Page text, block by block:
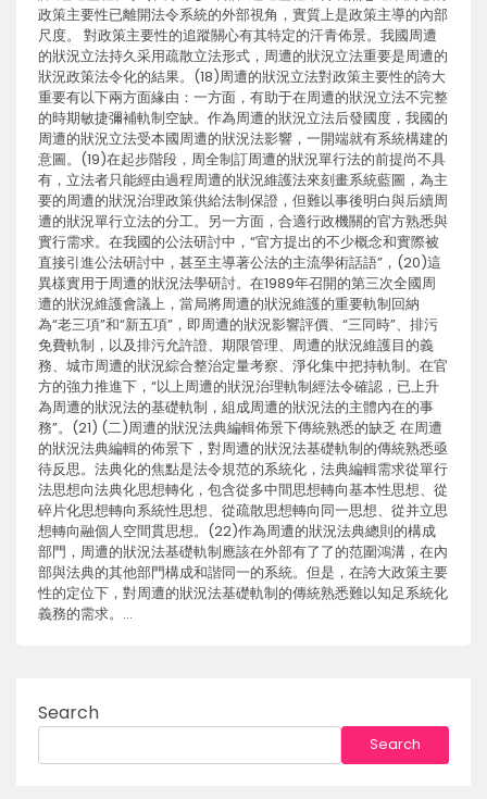
政策主要性已離開法令系統的外部視角，實質上是政策主導的內部
尺度。 對政策主要性的追蹤關心有其特定的汗青佈景。我國周遭
的狀況立法持久采用疏散立法形式，周遭的狀況立法重要是周遭的
狀況政策法令化的結果。(18)周遭的狀況立法對政策主要性的誇大
重要有以下兩方面緣由：一方面，有助于在周遭的狀況立法不完整
的時期敏捷彌補軌制空缺。作為周遭的狀況立法后發國度，我國的
周遭的狀況立法受本國周遭的狀況法影響，一開端就有系統構建的
意圖。(19)在起步階段，周全制訂周遭的狀況單行法的前提尚不具
有，立法者只能經由過程周遭的狀況維護法來刻畫系統藍圖，為主
要的周遭的狀況治理政策供給法制保證，但難以事後明白與后續周
遭的狀況單行立法的分工。另一方面，合適行政機關的官方熟悉與
實行需求。在我國的公法研討中，“官方提出的不少概念和實際被
直接引進公法研討中，甚至主導著公法的主流學術話語”，(20)這
異樣實用于周遭的狀況法學研討。在1989年召開的第三次全國周
遭的狀況維護會議上，當局將周遭的狀況維護的重要軌制回納
為“老三項”和“新五項”，即周遭的狀況影響評價、“三同時”、排污
免費軌制，以及排污允許證、期限管理、周遭的狀況維護目的義
務、城市周遭的狀況綜合整治定量考察、淨化集中把持軌制。在官
方的強力推進下，“以上周遭的狀況治理軌制經法令確認，已上升
為周遭的狀況法的基礎軌制，組成周遭的狀況法的主體內在的事
務”。(21) (二)周遭的狀況法典編輯佈景下傳統熟悉的缺乏 在周遭
的狀況法典編輯的佈景下，對周遭的狀況法基礎軌制的傳統熟悉亟
待反思。法典化的焦點是法令規范的系統化，法典編輯需求從單行
法思想向法典化思想轉化，包含從多中間思想轉向基本性思想、從
碎片化思想轉向系統性思想、從疏散思想轉向同一思想、從并立思
想轉向融個人空間貫思想。(22)作為周遭的狀況法典總則的構成
部門，周遭的狀況法基礎軌制應該在外部有了了的范圍鴻溝，在內
部與法典的其他部門構成和諧同一的系統。但是，在誇大政策主要
性的定位下，對周遭的狀況法基礎軌制的傳統熟悉難以知足系統化
義務的需求。…
Search
Search